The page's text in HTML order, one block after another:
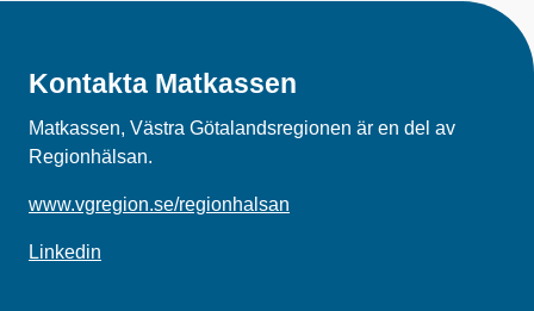
Kontakta Matkassen
Matkassen, Västra Götalandsregionen är en del av
Regionhälsan.
www.vgregion.se/regionhalsan
Linkedin